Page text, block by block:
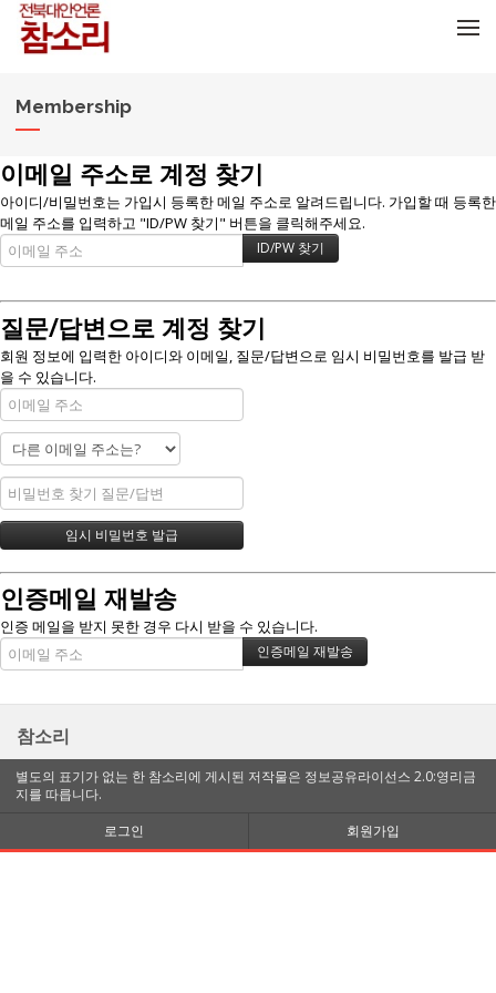
Membership
이메일 주소로 계정 찾기
아이디/비밀번호는 가입시 등록한 메일 주소로 알려드립니다. 가입할 때 등록한
메일 주소를 입력하고 "ID/PW 찾기" 버튼을 클릭해주세요.
질문/답변으로 계정 찾기
회원 정보에 입력한 아이디와 이메일, 질문/답변으로 임시 비밀번호를 발급 받
을 수 있습니다.
인증메일 재발송
인증 메일을 받지 못한 경우 다시 받을 수 있습니다.
참소리
별도의 표기가 없는 한 참소리에 게시된 저작물은 정보공유라이선스 2.0:영리금
지를 따릅니다.
로그인
회원가입